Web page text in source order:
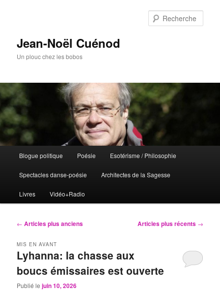
Jean-Noël Cuénod
Un plouc chez les bobos
Aller
au
contenu
principal
Aller
au
contenu
secondaire
Blogue politique Poésie Esotérisme / Philosophie
Spectacles danse-poésie Architectes de la Sagesse
Livres Vidéo+Radio
Navigation
articles
← Articles plus anciens Articles plus récents →
Lyhanna: la chasse aux
boucs émissaires est ouverte
MIS EN AVANT
Publié lejuin 10, 2026